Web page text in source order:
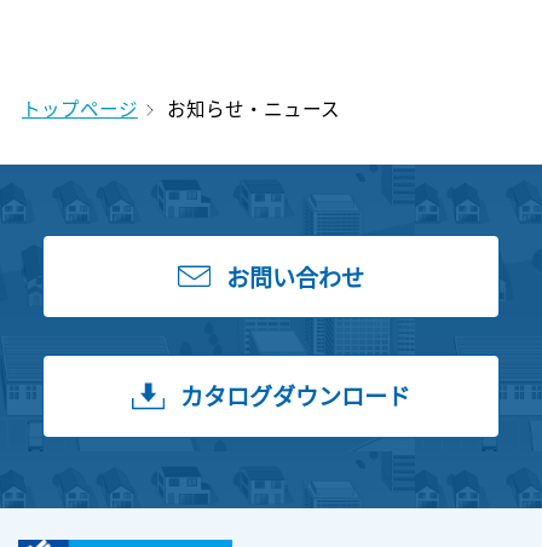
トップページ お知らせ・ニュース
お問い合わせ
カタログダウンロード